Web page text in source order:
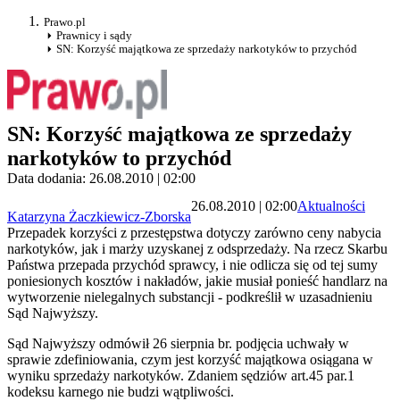
Prawo.pl
Prawnicy i sądy
SN: Korzyść majątkowa ze sprzedaży narkotyków to przychód
SN: Korzyść majątkowa ze sprzedaży
narkotyków to przychód
Data dodania: 26.08.2010 | 02:00
Katarzyna Żaczkiewicz-Zborska
26.08.2010 | 02:00Aktualności
Przepadek korzyści z przestępstwa dotyczy zarówno ceny nabycia
narkotyków, jak i marży uzyskanej z odsprzedaży. Na rzecz Skarbu
Państwa przepada przychód sprawcy, i nie odlicza się od tej sumy
poniesionych kosztów i nakładów, jakie musiał ponieść handlarz na
wytworzenie nielegalnych substancji - podkreślił w uzasadnieniu
Sąd Najwyższy.
Sąd Najwyższy odmówił 26 sierpnia br. podjęcia uchwały w
sprawie zdefiniowania, czym jest korzyść majątkowa osiągana w
wyniku sprzedaży narkotyków. Zdaniem sędziów art.45 par.1
kodeksu karnego nie budzi wątpliwości.